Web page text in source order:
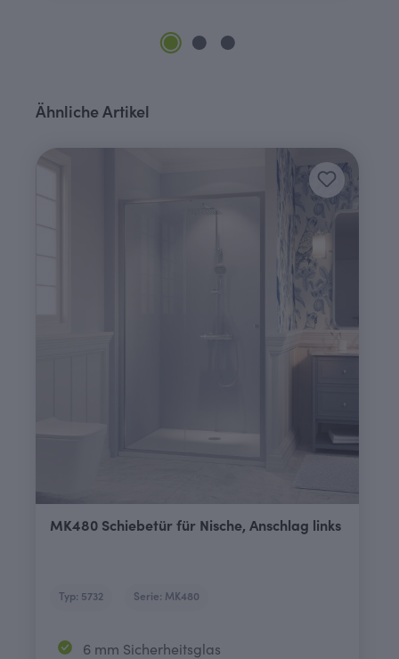
Produktgalerie überspringen
Ähnliche Artikel
MK480 Schiebetür für Nische, Anschlag links
Typ: 5732 Serie: MK480
6 mm Sicherheitsglas